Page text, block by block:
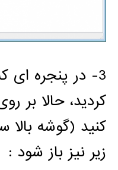
3- در پنجره ای
کنید (گوشه
زیر نیز باز شود :